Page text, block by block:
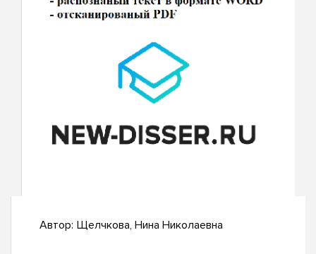
Автор: Щелчкова, Нина Николаевна